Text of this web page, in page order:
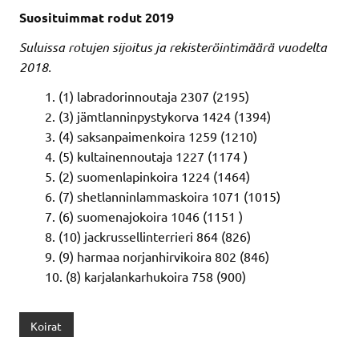
Suosituimmat rodut 2019
Suluissa rotujen sijoitus ja rekisteröintimäärä vuodelta
2018.
(1) labradorinnoutaja 2307 (2195)
(3) jämtlanninpystykorva 1424 (1394)
(4) saksanpaimenkoira 1259 (1210)
(5) kultainennoutaja 1227 (1174 )
(2) suomenlapinkoira 1224 (1464)
(7) shetlanninlammaskoira 1071 (1015)
(6) suomenajokoira 1046 (1151 )
(10) jackrussellinterrieri 864 (826)
(9) harmaa norjanhirvikoira 802 (846)
(8) karjalankarhukoira 758 (900)
Koirat